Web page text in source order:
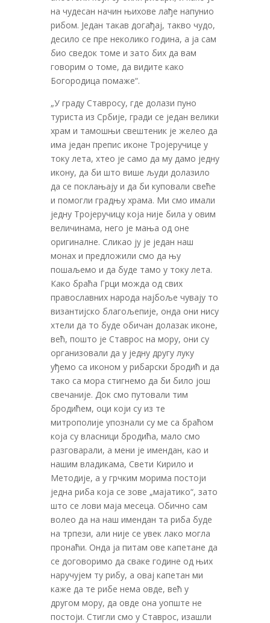
на чудесан начин њихове лађе напунио
рибом. Један такав догађај, такво чудо,
десило се пре неколико година, а ја сам
био сведок томе и зато бих да вам
говорим о томе, да видите како
Богородица помаже“.
„У граду Ставросу, где долази пуно
туриста из Србије, гради се један велики
храм и тамошњи свештеник је желео да
има један препис иконе Тројеручице у
току лета, хтео је само да му дамо једну
икону, да би што више људи долазило
да се поклањају и да би куповали свеће
и помогли градњу храма. Ми смо имали
једну Тројеручицу која није била у овим
величинама, него је мања од оне
оригиналне. Сликао ју је један наш
монах и предложили смо да њу
пошаљемо и да буде тамо у току лета.
Како браћа Грци можда од свих
православних народа најбоље чувају то
византијско благољепије, онда они нису
хтели да то буде обичан долазак иконе,
већ, пошто је Ставрос на мору, они су
организовали да у једну другу луку
уђемо са иконом у рибарски бродић и да
тако са мора стигнемо да би било још
свечаније. Док смо путовали тим
бродићем, оци који су из те
митрополије упознали су ме са браћом
којa су власници бродића, мало смо
разговарали, а мени је имендан, као и
нашим владикама, Свети Кирило и
Методије, а у грчким морима постоји
једна риба која се зове „мајатико“, зато
што се лови маја месеца. Обично сам
волео да на наш имендан та риба буде
на трпези, али није се увек лако могла
пронаћи. Онда ја питам ове капетане да
се договоримо да сваке године од њих
наручујем ту рибу, а овај капетан ми
каже да те рибе нема овде, већ у
другом мору, да овде она уопште не
постоји. Стигли смо у Ставрос, изашли